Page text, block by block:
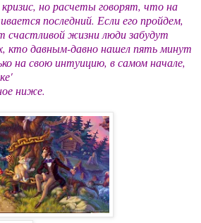
но расчеты говорят, что на
последний. Если его пройдем,
счастливой жизни люди забудут
кто давным-давно нашел пять минут
на свою интуицию, в самом начале,
ниже.